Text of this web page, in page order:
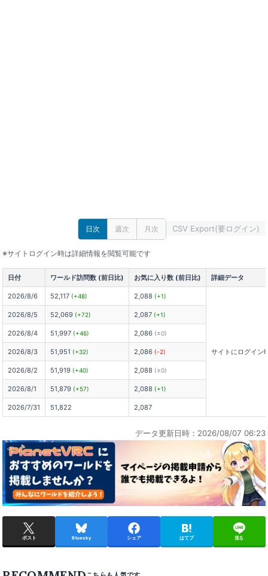
日次 週次 月次 CSV Export(要ログイン)
※サイトログイン時は詳細情報を閲覧可能です
日付 ワールド訪問数 (前日比) お気に入り数 (前日比) 詳細データ
2026/8/6 52,117 (+48) 2,088 (+1)
サイトにログイン
2026/8/5 52,069 (+72) 2,087 (+1)
2026/8/4 51,997 (+46) 2,086 (±0)
2026/8/3 51,951 (+32) 2,086 (-2)
2026/8/2 51,919 (+40) 2,088 (±0)
2026/8/1 51,879 (+57) 2,088 (+1)
2026/7/31 51,822 2,087
データ更新日時：2026/08/07 06:23
ポスト Bluesky シェア はてブ 送る